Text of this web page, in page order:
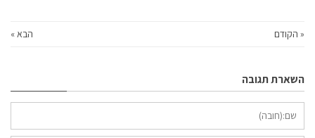
« הקודם הבא »
השארת תגובה